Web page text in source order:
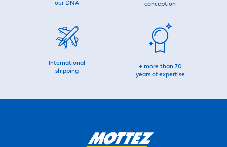
our DNA
conception
International
shipping
+ more than 70
years of expertise